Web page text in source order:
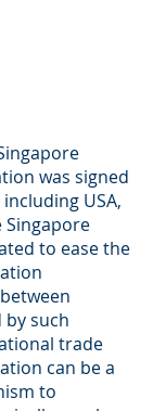
was signed
USA,
Singapore
to ease the
such
trade
can be a
to